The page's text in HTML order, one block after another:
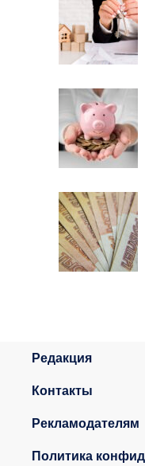
Редакция
Контакты
Рекламодателям
Политика